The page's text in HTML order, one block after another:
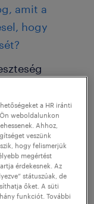
amit a
hogy
és
amit a
az 80/20
az árbevétel
a
a HR iránti
weboldalunkon
Ahhoz,
veszünk
hogy felismerjük
megértést
érdekesnek. Az
státuszúak, de
őket. A süti
funkciót. További